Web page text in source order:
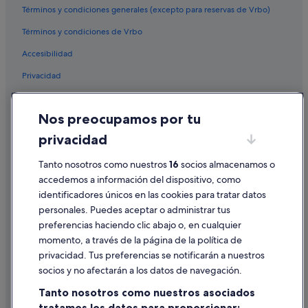
Hoteles históricos en Benidorm
Hoteles RH en Benidorm
Hoteles con wifi en Benidorm
Pensiones en Benidorm
Hoteles que aceptan mascotas en Casco antiguo de
Cabañas en Benidorm
Barcelo hoteles en Benidorm
Hoteles de 3 estrellas en Benidorm
Casco antiguo de Benidorm hoteles
Hoteles cerca de Parque de l'Aiguera
Términos y condiciones generales (excepto para reservas de Vrbo)
Términos y condiciones de Vrbo
Accesibilidad
Privacidad
Condiciones de uso
Información legal/contacto
Pautas sobre el contenido y cómo denunciar contenido
Ayuda
Cancelar un vuelo
Cancelar una reserva de hotel o de un alquiler vacacional
Plazos de reembolso
Nos preocupamos por tu
privacidad
Tanto nosotros como nuestros16 socios almacenamos o
accedemos a información del dispositivo, como
identificadores únicos en las cookies para tratar datos
personales. Puedes aceptar o administrar tus
preferencias haciendo clic abajo o, en cualquier
momento, a través de la página de la política de
privacidad. Tus preferencias se notificarán a nuestros
socios y no afectarán a los datos de navegación.
Tanto nosotros como nuestros asociados